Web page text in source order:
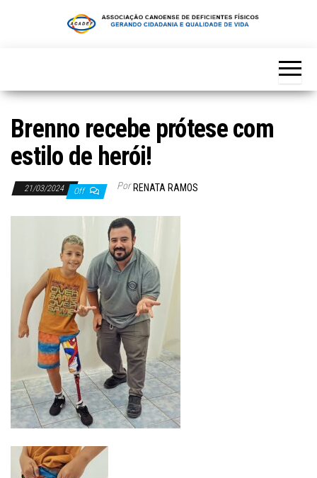
Brenno recebe prótese com
estilo de herói!
21/03/2024 Off Por RENATA RAMOS